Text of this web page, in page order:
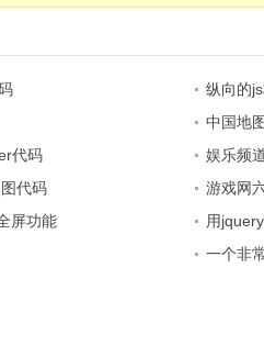
纵向的
中国地
代码
娱乐频
代码
游戏网
屏功能
用
一个非